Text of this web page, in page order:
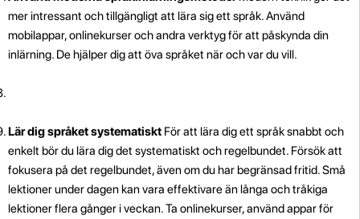
mer intressant och tillgängligt att lära sig ett språk. Använd
mobilappar, onlinekurser och andra verktyg för att påskynda din
inlärning. De hjälper dig att öva språket när och var du vill.
Lär dig språket systematiskt För att lära dig ett språk snabbt och
enkelt bör du lära dig det systematiskt och regelbundet. Försök att
fokusera på det regelbundet, även om du har begränsad fritid. Små
lektioner under dagen kan vara effektivare än långa och tråkiga
lektioner flera gånger i veckan. Ta onlinekurser, använd appar för